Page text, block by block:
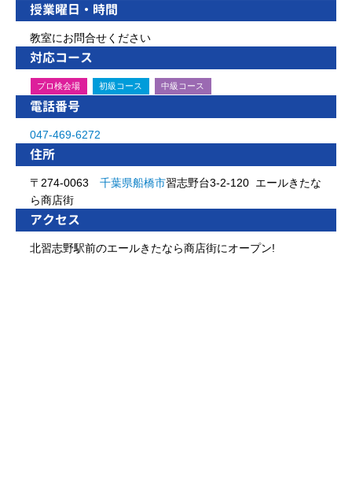
授業曜日・時間
教室にお問合せください
対応コース
プロ検会場 初級コース 中級コース
電話番号
047-469-6272
住所
〒274-0063 千葉県船橋市習志野台3-2-120 エールきたな
ら商店街
アクセス
北習志野駅前のエールきたなら商店街にオープン!